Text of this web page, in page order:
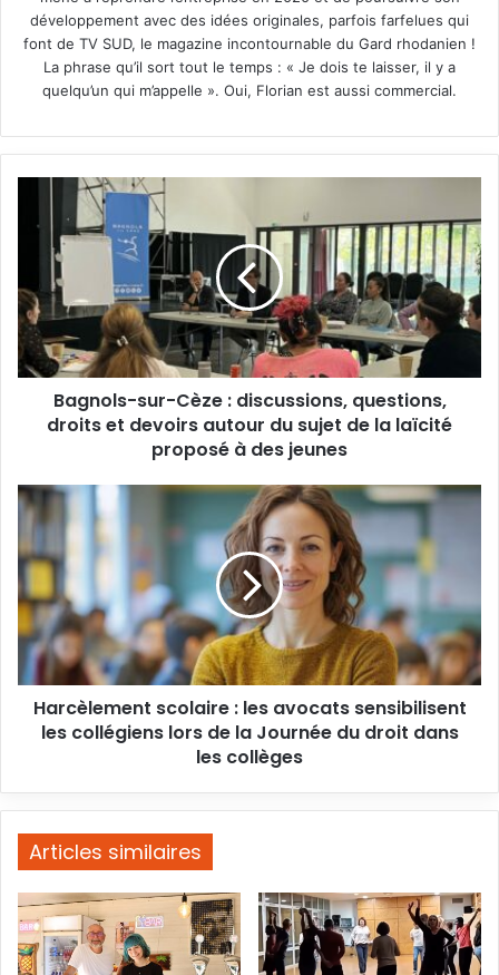
développement avec des idées originales, parfois farfelues qui
font de TV SUD, le magazine incontournable du Gard rhodanien !
La phrase qu’il sort tout le temps : « Je dois te laisser, il y a
quelqu’un qui m’appelle ». Oui, Florian est aussi commercial.
Bagnols-
Cèze
discussions,
questions,
droits
et
devoirs
autour
la
laïcité
proposé
à
des
jeunes
Bagnols-sur-Cèze : discussions, questions,
droits et devoirs autour du sujet de la laïcité
proposé à des jeunes
Harcèlement
scolaire
les
avocats
sensibilisent
les
collégiens
lors
les
collèges
Harcèlement scolaire : les avocats sensibilisent
les collégiens lors de la Journée du droit dans
les collèges
Articles similaires